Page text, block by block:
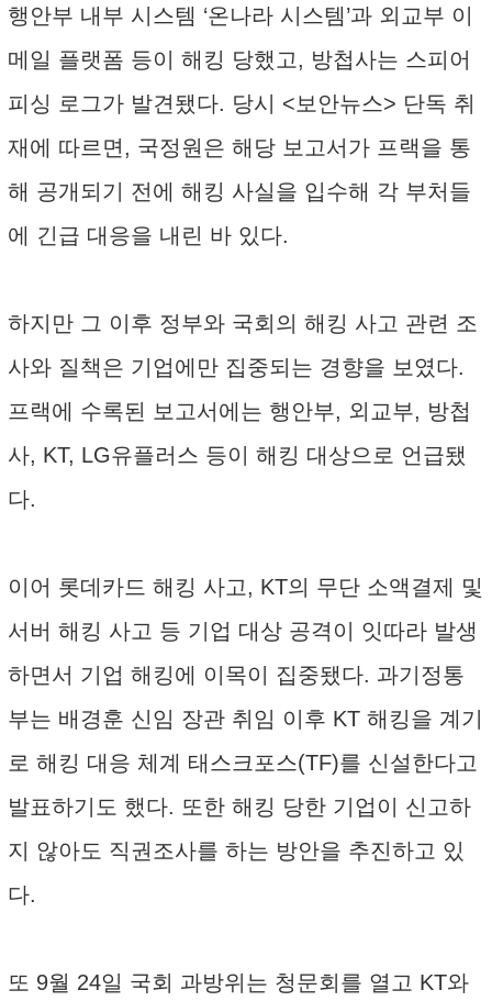
행안부 내부 시스템 ‘온나라 시스템’과 외교부 이
메일 플랫폼 등이 해킹 당했고, 방첩사는 스피어
피싱 로그가 발견됐다. 당시 <보안뉴스> 단독 취
재에 따르면, 국정원은 해당 보고서가 프랙을 통
해 공개되기 전에 해킹 사실을 입수해 각 부처들
에 긴급 대응을 내린 바 있다.
하지만 그 이후 정부와 국회의 해킹 사고 관련 조
사와 질책은 기업에만 집중되는 경향을 보였다.
프랙에 수록된 보고서에는 행안부, 외교부, 방첩
사, KT, LG유플러스 등이 해킹 대상으로 언급됐
다.
이어 롯데카드 해킹 사고, KT의 무단 소액결제 및
서버 해킹 사고 등 기업 대상 공격이 잇따라 발생
하면서 기업 해킹에 이목이 집중됐다. 과기정통
부는 배경훈 신임 장관 취임 이후 KT 해킹을 계기
로 해킹 대응 체계 태스크포스(TF)를 신설한다고
발표하기도 했다. 또한 해킹 당한 기업이 신고하
지 않아도 직권조사를 하는 방안을 추진하고 있
다.
또 9월 24일 국회 과방위는 청문회를 열고 KT와